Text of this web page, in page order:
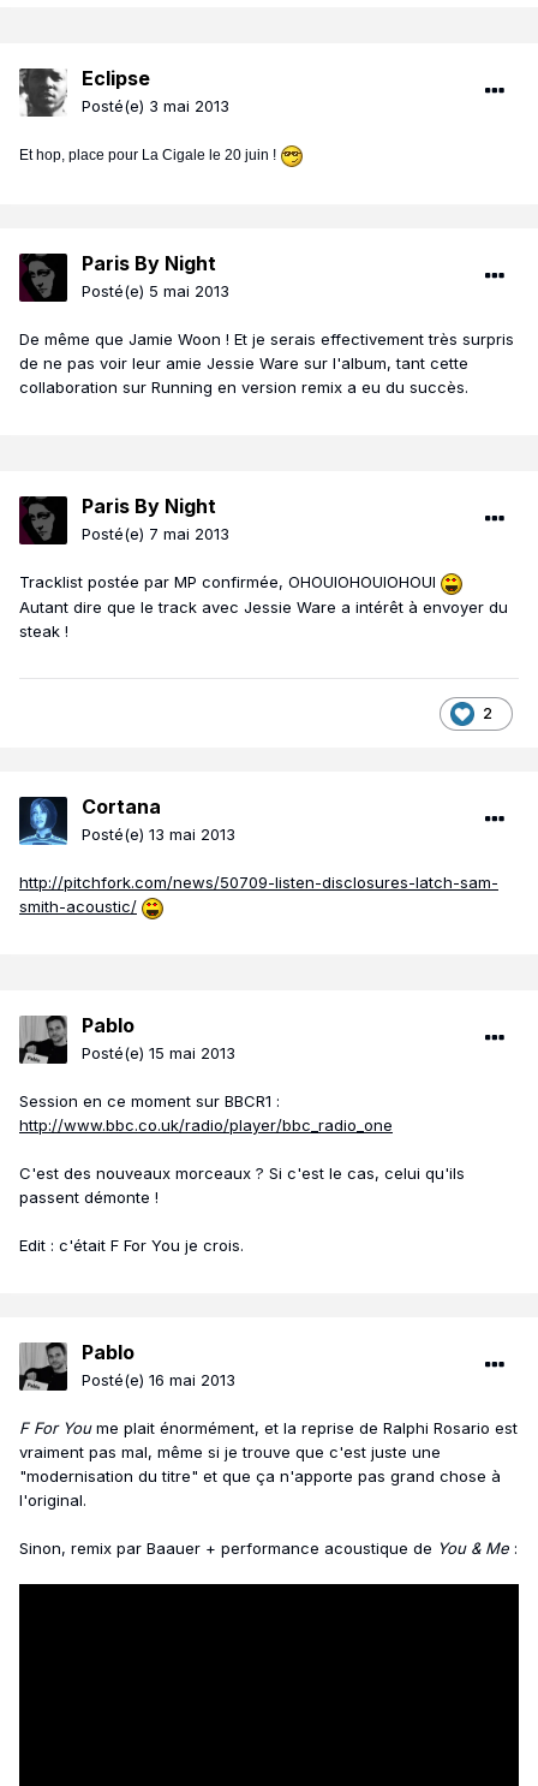
Eclipse
Posté(e) 3 mai 2013
Et hop, place pour La Cigale le 20 juin !
Paris By Night
Posté(e) 5 mai 2013
De même que Jamie Woon ! Et je serais effectivement très surpris
de ne pas voir leur amie Jessie Ware sur l'album, tant cette
collaboration sur Running en version remix a eu du succès.
Paris By Night
Posté(e) 7 mai 2013
Tracklist postée par MP confirmée, OHOUIOHOUIOHOUI
Autant dire que le track avec Jessie Ware a intérêt à envoyer du
steak !
2
Cortana
Posté(e) 13 mai 2013
http://pitchfork.com/news/50709-listen-disclosures-latch-sam-
smith-acoustic/
Pablo
Posté(e) 15 mai 2013
Session en ce moment sur BBCR1 :
http://www.bbc.co.uk/radio/player/bbc_radio_one
C'est des nouveaux morceaux ? Si c'est le cas, celui qu'ils
passent démonte !
Edit : c'était F For You je crois.
Pablo
Posté(e) 16 mai 2013
F For Youme plait énormément, et la reprise de Ralphi Rosario est
vraiment pas mal, même si je trouve que c'est juste une
"modernisation du titre" et que ça n'apporte pas grand chose à
l'original.
Sinon, remix par Baauer + performance acoustique de You & Me :